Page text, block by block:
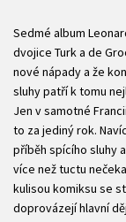
Sedmé album
dvojice Turk a de
nové nápady a že
sluhy patří k tomu
Jen v samotné
to za jediný rok.
příběh spícího sluhy
více než tuctu
kulisou komiksu se
doprovázejí hlavní